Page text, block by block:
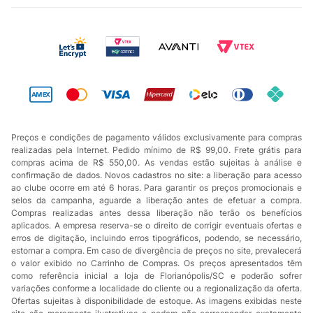
Preços e condições de pagamento válidos exclusivamente para compras
realizadas pela Internet. Pedido mínimo de R$ 99,00. Frete grátis para
compras acima de R$ 550,00. As vendas estão sujeitas à análise e
confirmação de dados. Novos cadastros no site: a liberação para acesso
ao clube ocorre em até 6 horas. Para garantir os preços promocionais e
selos da campanha, aguarde a liberação antes de efetuar a compra.
Compras realizadas antes dessa liberação não terão os benefícios
aplicados. A empresa reserva-se o direito de corrigir eventuais ofertas e
erros de digitação, incluindo erros tipográficos, podendo, se necessário,
estornar a compra. Em caso de divergência de preços no site, prevalecerá
o valor exibido no Carrinho de Compras. Os preços apresentados têm
como referência inicial a loja de Florianópolis/SC e poderão sofrer
variações conforme a localidade do cliente ou a regionalização da oferta.
Ofertas sujeitas à disponibilidade de estoque. As imagens exibidas neste